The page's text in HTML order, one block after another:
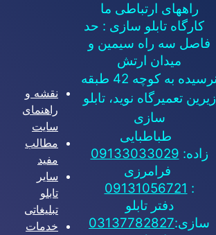
راههای ارتباطی ما
کارگاه تابلو سازی : حد
فاصل سه راه سیمین و
میدان ارتش
نرسیده به کوچه 42 طبقه
زیرین تعمیرگاه نوید، تابلو
سازی
طباطبایی
زاده: 09133033029
فرامرزی
:
09131056721
دفتر تابلو
سازی:03137782827
نقشه و
راهنمای
سایت
مطالب
مفید
سایر
تابلو
تبلیغاتی
خدمات